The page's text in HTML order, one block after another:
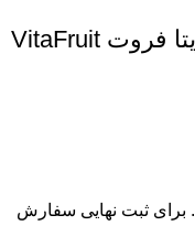
آبمیوه گیری پارس خزر مدل ویتا فروت VitaFruit
ثبت نهایی سفارش